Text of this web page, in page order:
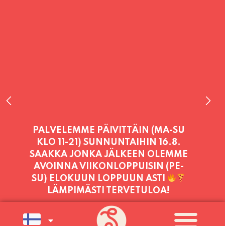
PALVELEMME PÄIVITTÄIN (MA-SU
KLO 11-21) SUNNUNTAIHIN 16.8.
SAAKKA JONKA JÄLKEEN OLEMME
AVOINNA VIIKONLOPPUISIN (PE-
SU) ELOKUUN LOPPUUN ASTI
LÄMPIMÄSTI TERVETULOA!
PALVELEMME TÄNÄÄN:
PERJANTAI11:00 - 21:00